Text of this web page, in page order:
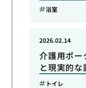
浴室
介護用ポー
と現実的な
2026.02.14
トイレ